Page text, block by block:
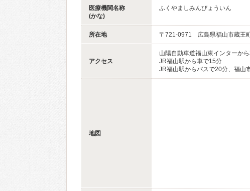
医療機関名称
(かな)
ふくやましみんびょういん
所在地 〒721-0971 広島県福山市蔵王
アクセス
山陽自動車道福山東インターか
JR福山駅から車で15分
JR福山駅からバスで20分、福山
地図